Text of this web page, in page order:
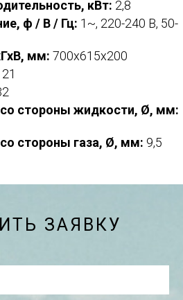
кВт: 2,8
ф / В / Гц: 1~, 220-240 В, 50-
мм: 700x615x200
21
стороны жидкости, Ø, мм:
стороны газа, Ø, мм: 9,5
ЗАЯВКУ